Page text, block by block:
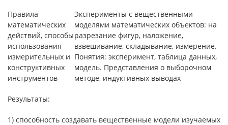
Правила
математических
действий, способы
использования
измерительных и
конструктивных
инструментов
Эксперименты с вещественными
моделями математических объектов: на
разрезание фигур, наложение,
взвешивание, складывание, измерение.
Понятия: эксперимент, таблица данных,
модель. Представления о выборочном
методе, индуктивных выводах
Результаты:
1) способность создавать вещественные модели изучаемых